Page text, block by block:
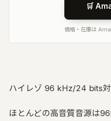
🛒
価格・在庫は
ハイレゾ 96 kHz/24 bits対
ほとんどの高音質音源は